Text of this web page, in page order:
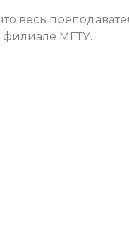
весь
филиале МГТУ.